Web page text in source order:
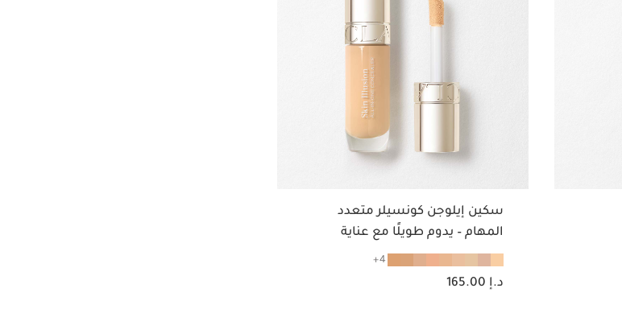
سكين إيلوجن كونسيلر متعدد
المهام – يدوم طويلًا مع عناية
مرطبة
4
السعر الحالي هو د.إ 165.00
د.إ 165.00